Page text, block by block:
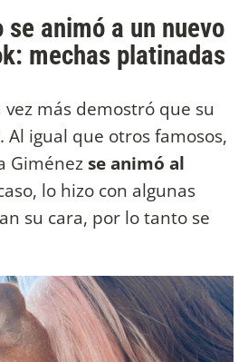
se animó a un nuevo
mechas platinadas
vez más demostró que su
igual que otros famosos,
Giménezse animó al
lo hizo con algunas
su cara, por lo tanto se